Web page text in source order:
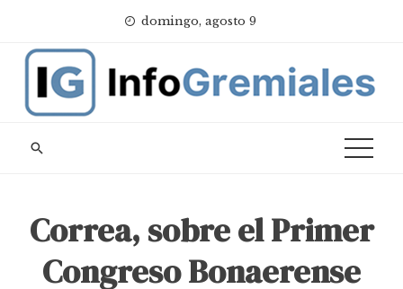
content
domingo, agosto 9
Correa, sobre el Primer
Congreso Bonaerense